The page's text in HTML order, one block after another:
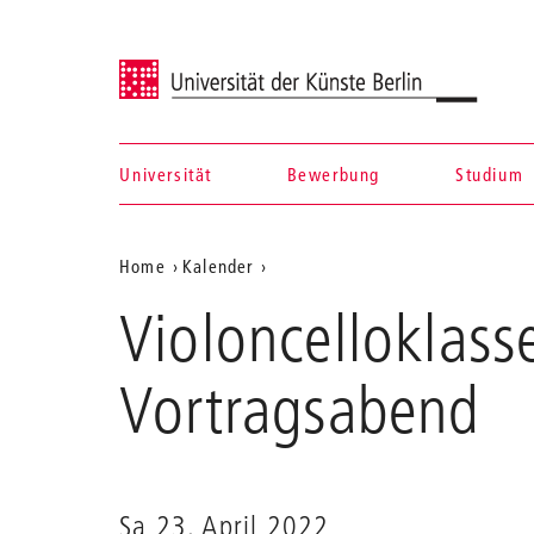
Universität der Künste Berlin
Navigation &
Suche
Universität Bewerbung Studium
Aktuelle
Position
auf
der
Webseite
Home
Kalender
Jens
Peter
Vortragsabend
Sa 23. April 2022